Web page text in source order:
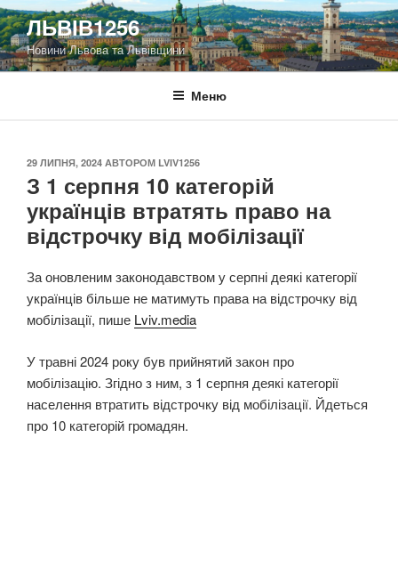
Перейти
до
вмісту
ЛЬВІВ1256
Новини Львова та Львівщини
Меню
ОПУБЛІКОВАНО
29 ЛИПНЯ, 2024 АВТОРОМ LVIV1256
З 1 серпня 10 категорій
українців втратять право на
відстрочку від мобілізації
За оновленим законодавством у серпні деякі категорії
українців більше не матимуть права на відстрочку від
мобілізації, пише Lviv.media
У травні 2024 року був прийнятий закон про
мобілізацію. Згідно з ним, з 1 серпня деякі категорії
населення втратить відстрочку від мобілізації. Йдеться
про 10 категорій громадян.